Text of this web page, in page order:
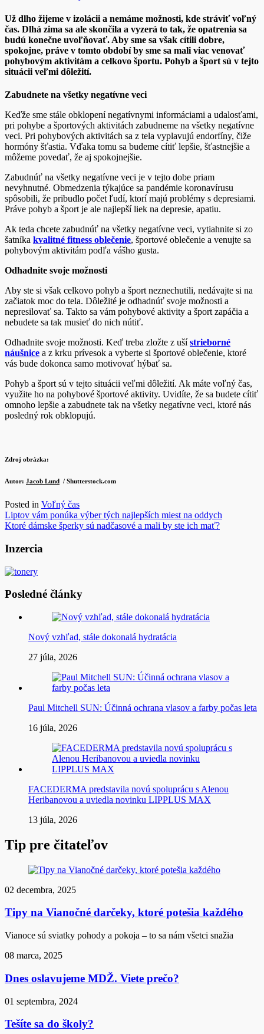
Už dlho žijeme v izolácii a nemáme možnosti, kde stráviť voľný
čas. Dlhá zima sa ale skončila a vyzerá to tak, že opatrenia sa
budú konečne uvoľňovať. Aby sme sa však cítili dobre,
spokojne, práve v tomto období by sme sa mali viac venovať
pohybovým aktivitám a celkovo športu. Pohyb a šport sú v tejto
situácii veľmi dôležití.
Zabudnete na všetky negatívne veci
Keďže sme stále obklopení negatívnymi informáciami a udalosťami,
pri pohybe a športových aktivitách zabudneme na všetky negatívne
veci. Pri pohybových aktivitách sa z tela vyplavujú endorfíny, čiže
hormóny šťastia. Vďaka tomu sa budeme cítiť lepšie, šťastnejšie a
môžeme povedať, že aj spokojnejšie.
Zabudnúť na všetky negatívne veci je v tejto dobe priam
nevyhnutné. Obmedzenia týkajúce sa pandémie koronavírusu
spôsobili, že pribudlo počet ľudí, ktorí majú problémy s depresiami.
Práve pohyb a šport je ale najlepší liek na depresie, apatiu.
Ak teda chcete zabudnúť na všetky negatívne veci, vytiahnite si zo
šatníka kvalitné fitness oblečenie, športové oblečenie a venujte sa
pohybovým aktivitám podľa vášho gusta.
Odhadnite svoje možnosti
Aby ste si však celkovo pohyb a šport neznechutili, nedávajte si na
začiatok moc do tela. Dôležité je odhadnúť svoje možnosti a
nepresilovať sa. Takto sa vám pohybové aktivity a šport zapáčia a
nebudete sa tak musieť do nich nútiť.
Odhadnite svoje možnosti. Keď treba zložte z ušístrieborné
náušnice a z krku prívesok a vyberte si športové oblečenie, ktoré
vás bude dokonca samo motivovať hýbať sa.
Pohyb a šport sú v tejto situácii veľmi dôležití. Ak máte voľný čas,
využite ho na pohybové športové aktivity. Uvidíte, že sa budete cítiť
omnoho lepšie a zabudnete tak na všetky negatívne veci, ktoré nás
posledný rok obklopujú.
Zdroj obrázka:
Autor: Jacob Lund / Shutterstock.com
Posted in Voľný čas
Navigácia
v
článku
Liptov vám ponúka výber tých najlepších miest na oddych
Ktoré dámske šperky sú nadčasové a mali by ste ich mať?
Inzercia
Posledné články
Nový vzhľad, stále dokonalá hydratácia
27 júla, 2026
Paul Mitchell SUN: Účinná ochrana vlasov a farby počas leta
16 júla, 2026
FACEDERMA predstavila novú spoluprácu s Alenou
Heribanovou a uviedla novinku LIPPLUS MAX
13 júla, 2026
Tip pre čitateľov
02 decembra, 2025
Tipy na Vianočné darčeky, ktoré potešia každého
Vianoce sú sviatky pohody a pokoja – to sa nám všetci snažia
08 marca, 2025
Dnes oslavujeme MDŽ. Viete prečo?
01 septembra, 2024
Tešíte sa do školy?